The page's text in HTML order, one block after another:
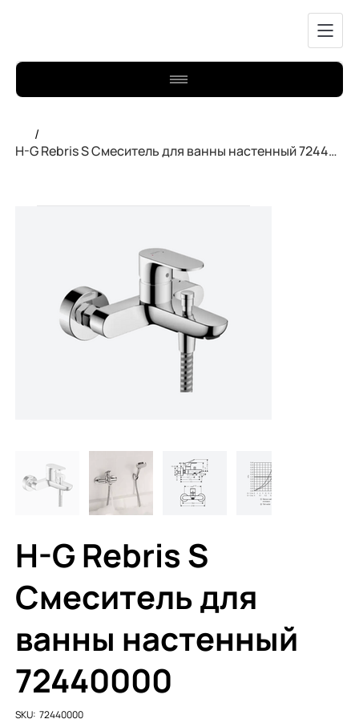
/
H-G Rebris S Смеситель для ванны настенный 72440000
H-G Rebris S
Смеситель для
ванны настенный
72440000
SKU: SKU
72440000